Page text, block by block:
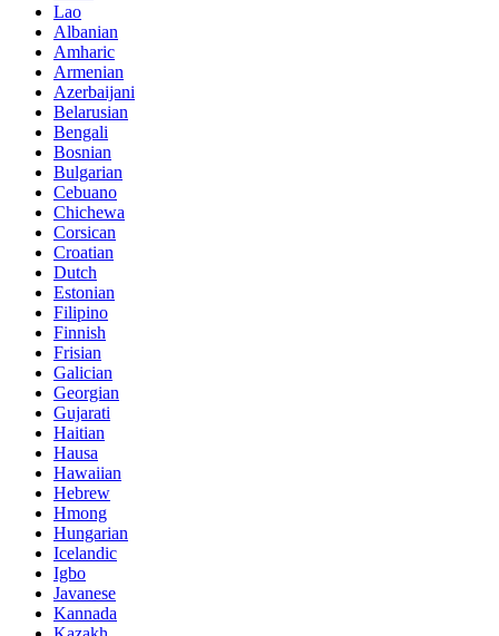
Lao
Albanian
Amharic
Armenian
Azerbaijani
Belarusian
Bengali
Bosnian
Bulgarian
Cebuano
Chichewa
Corsican
Croatian
Dutch
Estonian
Filipino
Finnish
Frisian
Galician
Georgian
Gujarati
Haitian
Hausa
Hawaiian
Hebrew
Hmong
Hungarian
Icelandic
Igbo
Javanese
Kannada